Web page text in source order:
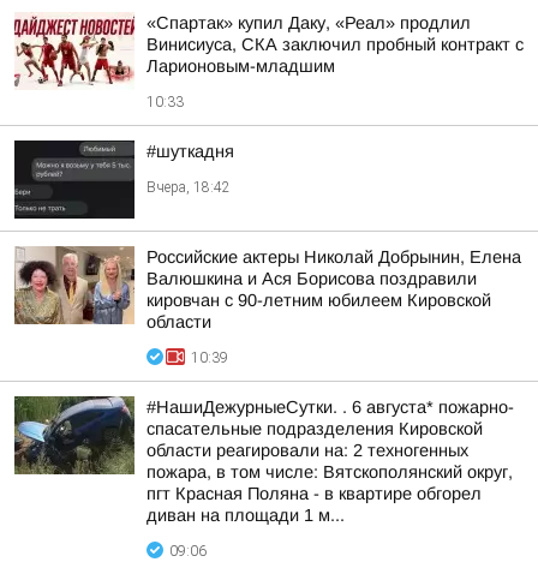
«Спартак» купил Даку, «Реал» продлил
Винисиуса, СКА заключил пробный контракт с
Ларионовым-младшим
10:33
#шуткадня
Вчера, 18:42
Российские актеры Николай Добрынин, Елена
Валюшкина и Ася Борисова поздравили
кировчан с 90-летним юбилеем Кировской
области
10:39
#НашиДежурныеСутки. . 6 августа* пожарно-
спасательные подразделения Кировской
области реагировали на: 2 техногенных
пожара, в том числе: Вятскополянский округ,
пгт Красная Поляна - в квартире обгорел
диван на площади 1 м...
09:06